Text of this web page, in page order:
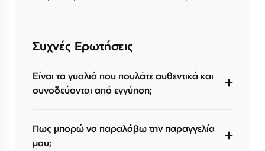
Συχνές Ερωτήσεις
Είναι τα γυαλιά που πουλάτε αυθεντικά και
συνοδεύονται από εγγύηση;
Πως μπορώ να παραλάβω την παραγγελία
μου;